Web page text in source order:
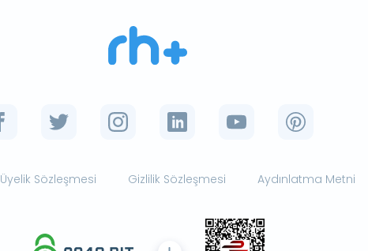
Üyelik Sözleşmesi Gizlilik Sözleşmesi Aydınlatma Metni